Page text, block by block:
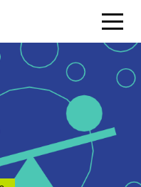
с ИКРОЙ